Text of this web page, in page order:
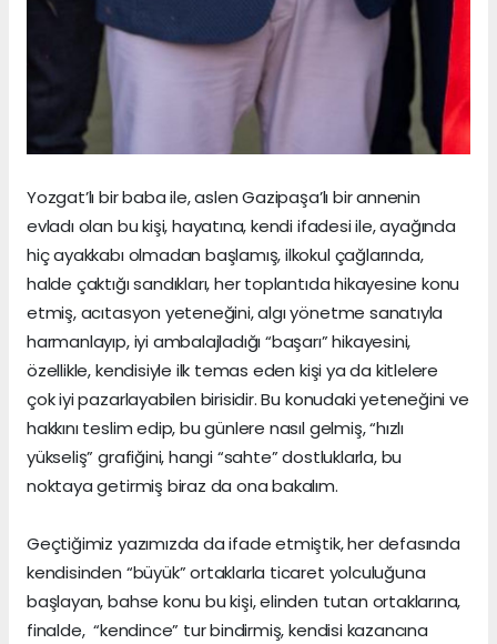
Yozgat’lı bir baba ile, aslen Gazipaşa’lı bir annenin
evladı olan bu kişi, hayatına, kendi ifadesi ile, ayağında
hiç ayakkabı olmadan başlamış, ilkokul çağlarında,
halde çaktığı sandıkları, her toplantıda hikayesine konu
etmiş, acıtasyon yeteneğini, algı yönetme sanatıyla
harmanlayıp, iyi ambalajladığı “başarı” hikayesini,
özellikle, kendisiyle ilk temas eden kişi ya da kitlelere
çok iyi pazarlayabilen birisidir. Bu konudaki yeteneğini ve
hakkını teslim edip, bu günlere nasıl gelmiş, “hızlı
yükseliş” grafiğini, hangi “sahte” dostluklarla, bu
noktaya getirmiş biraz da ona bakalım.
Geçtiğimiz yazımızda da ifade etmiştik, her defasında
kendisinden “büyük” ortaklarla ticaret yolculuğuna
başlayan, bahse konu bu kişi, elinden tutan ortaklarına,
finalde, “kendince” tur bindirmiş, kendisi kazancına